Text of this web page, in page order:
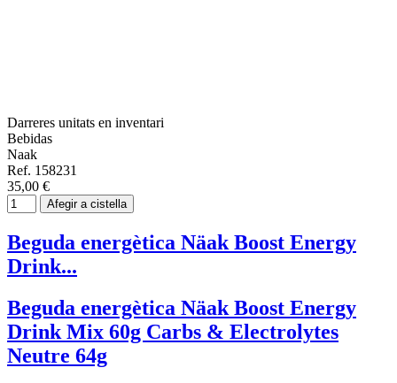
Darreres unitats en inventari
Bebidas
Naak
Ref. 158231
35,00 €
Afegir a cistella
Beguda energètica Näak Boost Energy
Drink...
Beguda energètica Näak Boost Energy
Drink Mix 60g Carbs & Electrolytes
Neutre 64g